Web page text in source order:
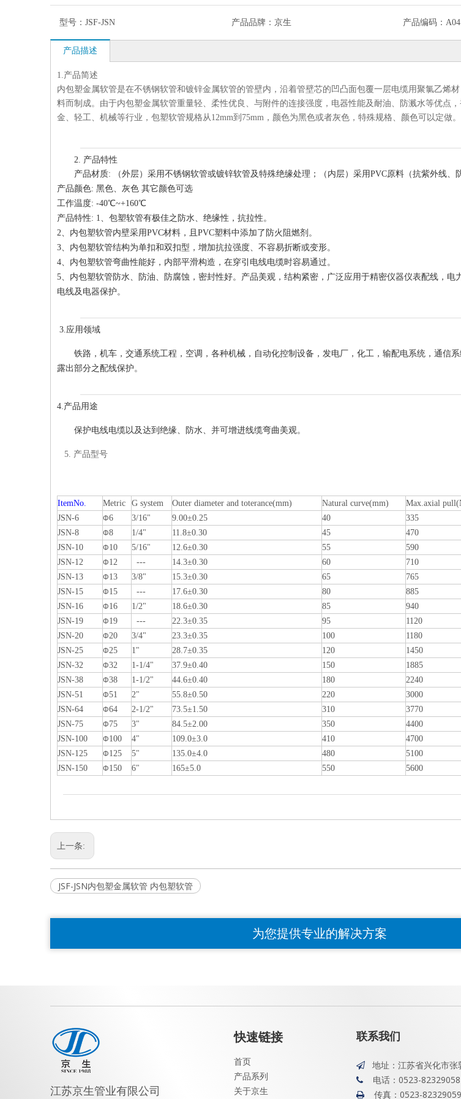
型号： JSF-JSN 产品品牌： 京生 产品编码： A04
产品描述
1.产品简述
内包塑金属软管是在不锈钢软管和镀锌金属软管的管壁内，沿着管壁芯的凹凸面包覆一层电缆用聚氯乙烯材
料而制成。由于内包塑金属软管重量轻、柔性优良、与附件的连接强度，电器性能及耐油、防溅水等优点
金、轻工、机械等行业，包塑软管规格从12mm到75mm，颜色为黑色或者灰色，特殊规格、颜色可以定做。
2. 产品特性
产品材质: （外层）采用不锈钢软管或镀锌软管及特殊绝缘处理；（内层）采用PVC原料（抗紫外线、
产品颜色: 黑色、灰色 其它颜色可选
工作温度: -40℃~+160℃
产品特性: 1、包塑软管有极佳之防水、绝缘性，抗拉性。
2、内包塑软管内壁采用PVC材料，且PVC塑料中添加了防火阻燃剂。
3、内包塑软管结构为单扣和双扣型，增加抗拉强度、不容易折断或变形。
4、内包塑软管弯曲性能好，内部平滑构造，在穿引电线电缆时容易通过。
5、内包塑软管防水、防油、防腐蚀，密封性好。产品美观，结构紧密，广泛应用于精密仪器仪表配线，电
电线及电器保护。
3.应用领域
铁路，机车，交通系统工程，空调，各种机械，自动化控制设备，发电厂，化工，输配电系统，通信
露出部分之配线保护。
4.产品用途
保护电线电缆以及达到绝缘、防水、并可增进线缆弯曲美观。
5. 产品型号
ItemNo. Metric G system Outer diameter and toterance(mm) Natural curve(mm) Max.axial
JSN-6
Φ6 3/16" 9.00±0.25 40 335
JSN-8
Φ8 1/4" 11.8±0.30 45 470
JSN-10
Φ10 5/16" 12.6±0.30 55 590
JSN-12
Φ12 --- 14.3±0.30 60 710
JSN-13
Φ13 3/8" 15.3±0.30 65 765
JSN-15
Φ15 --- 17.6±0.30 80 885
JSN-16
Φ16 1/2" 18.6±0.30 85 940
JSN-19
Φ19 --- 22.3±0.35 95 1120
JSN-20
Φ20 3/4" 23.3±0.35 100 1180
JSN-25
Φ25 1" 28.7±0.35 120 1450
JSN-32
Φ32 1-1/4" 37.9±0.40 150 1885
JSN-38
Φ38 1-1/2" 44.6±0.40 180 2240
JSN-51
Φ51 2" 55.8±0.50 220 3000
JSN-64
Φ64 2-1/2" 73.5±1.50 310 3770
JSN-75
Φ75 3" 84.5±2.00 350 4400
JSN-100
Φ100 4" 109.0±3.0 410 4700
JSN-125
Φ125 5" 135.0±4.0 480 5100
JSN-150
Φ150 6" 165±5.0 550 5600
上一条:
JSF-JSN内包塑金属软管 内包塑软管
为您提供专业的解决方案
江苏京生管业有限公司
快速链接
首页
产品系列
关于京生
联系我们
 地址：江苏省兴化市
 电话：0523-
 传真：0523-82329059